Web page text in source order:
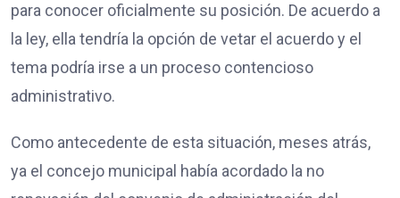
para conocer oficialmente su posición. De acuerdo a
la ley, ella tendría la opción de vetar el acuerdo y el
tema podría irse a un proceso contencioso
administrativo.
Como antecedente de esta situación, meses atrás,
ya el concejo municipal había acordado la no